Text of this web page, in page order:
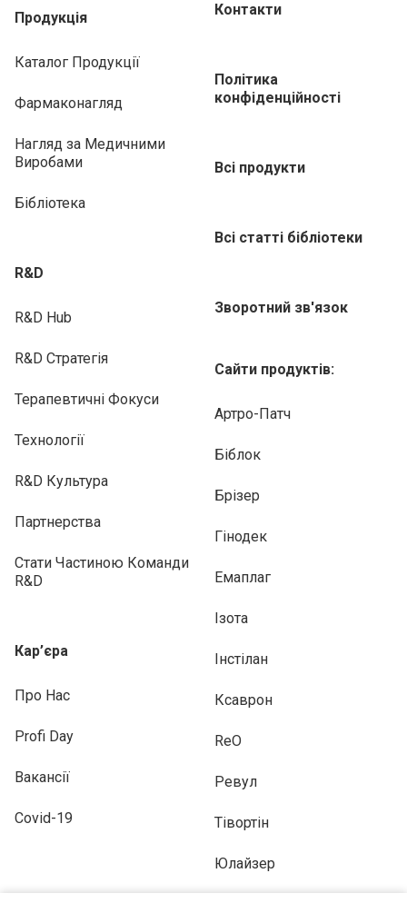
Продукція
Каталог Продукції
Фармаконагляд
Нагляд за Медичними
Виробами
Бібліотека
R&D
R&D Hub
R&D Стратегія
Терапевтичні Фокуси
Технології
R&D Культура
Партнерства
Стати Частиною Команди
R&D
Кар’єра
Про Нас
Profi Day
Вакансії
Covid-19
Контакти
Політика
конфіденційності
Всі продукти
Всі статті бібліотеки
Зворотний зв'язок
Сайти продуктів:
Артро-Патч
Біблок
Брізер
Гінодек
Емаплаг
Ізота
Інстілан
Ксаврон
ReO
Ревул
Тівортін
Юлайзер